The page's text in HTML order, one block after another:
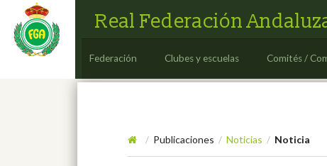
Real Federación
Federación Clubes y escuelas Comités /
/ Publicaciones / Noticias / Noticia